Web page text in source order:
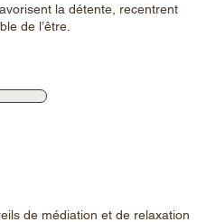
la détente, recentrent
de l’être.
de médiation et de relaxation